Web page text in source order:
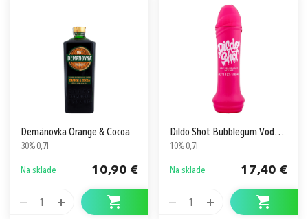
Demänovka Orange & Cocoa
30% 0,7l
Na sklade 10,90 €
1
Dildo Shot Bubblegum Vodka Based Party
10% 0,7l
Na sklade 17,40 €
1